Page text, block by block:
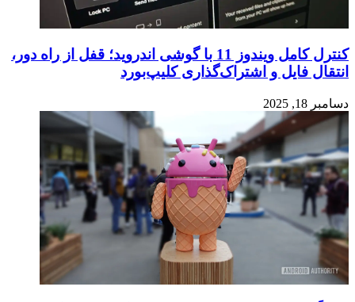
کنترل کامل ویندوز 11 با گوشی اندروید؛ قفل از راه دور،
انتقال فایل و اشتراک‌گذاری کلیپ‌بورد
دسامبر 18, 2025